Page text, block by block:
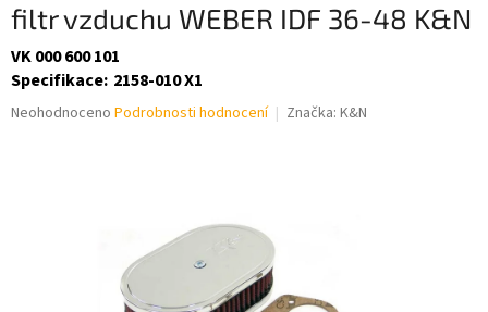
filtr vzduchu WEBER IDF 36-48 K&N
VK 000 600 101
Specifikace: 2158-010 X1
Průměrné
Neohodnoceno Podrobnosti hodnocení Značka: K&N